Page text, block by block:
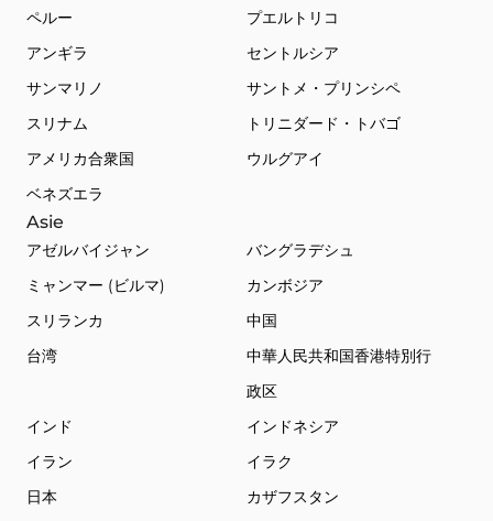
ペルー
プエルトリコ
アンギラ
セントルシア
サンマリノ
サントメ・プリンシペ
スリナム
トリニダード・トバゴ
アメリカ合衆国
ウルグアイ
ベネズエラ
Asie
アゼルバイジャン
バングラデシュ
ミャンマー (ビルマ)
カンボジア
スリランカ
中国
台湾
中華人民共和国香港特別行
政区
インド
インドネシア
イラン
イラク
日本
カザフスタン